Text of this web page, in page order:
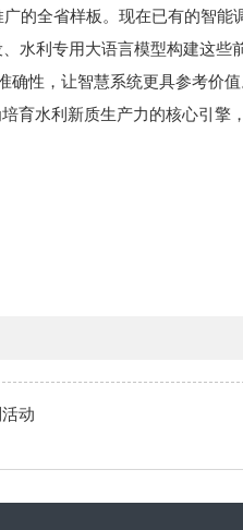
的全省样板。现在已有的智
水利专用大语言模型构建这些
性，让智慧系统更具参考价
育水利新质生产力的核心引
动